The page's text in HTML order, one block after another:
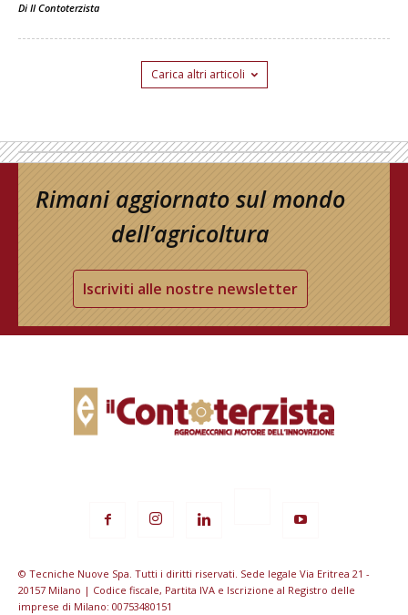
Di Il Contoterzista
Carica altri articoli
Rimani aggiornato sul mondo
dell’agricoltura
Iscriviti alle nostre newsletter
© Tecniche Nuove Spa. Tutti i diritti riservati. Sede legale Via Eritrea 21 -
20157 Milano | Codice fiscale, Partita IVA e Iscrizione al Registro delle
imprese di Milano: 00753480151